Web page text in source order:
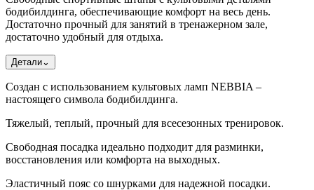
бодибилдинга, обеспечивающие комфорт на весь день.
Достаточно прочный для занятий в тренажерном зале,
достаточно удобный для отдыха.
Детали⌄
Создан с использованием культовых ламп NEBBIA –
настоящего символа бодибилдинга.
Тяжелый, теплый, прочный для всесезонных тренировок.
Свободная посадка идеально подходит для разминки,
восстановления или комфорта на выходных.
Эластичный пояс со шнурками для надежной посадки.